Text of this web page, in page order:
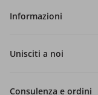
Informazioni
Unisciti a noi
Consulenza e ordini